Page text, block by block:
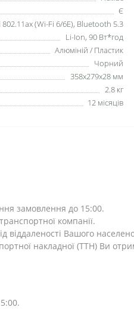
Є
802.11ax (Wi-Fi 6/6E), Bluetooth 5.3
Li-Ion, 90 Вт*год
Алюміній / Пластик
Чорний
358x279x28 мм
2.8 кг
12 місяців
замовлення до 15:00.
компанії.
віддаленості Вашого
накладної (ТТН) Ви